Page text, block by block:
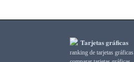
Tarjetas gráficas
ranking de tarjetas gráficas